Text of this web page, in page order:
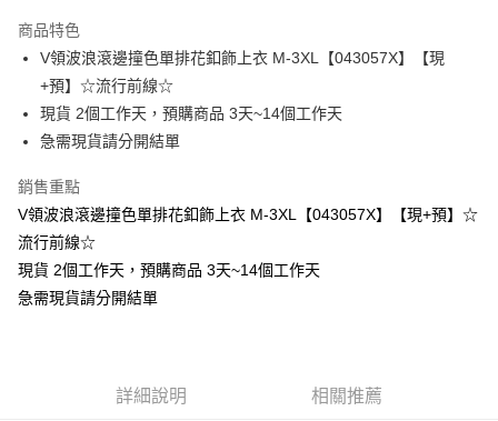
Apple Pay
街口支付
悠遊付
Google Pay
全支付
大哥付你分期
2.付款方式選擇「大哥付你分期」，訂單成立後會自動跳轉到大哥付的交易
商品特色
V領波浪滾邊撞色單排花釦飾上衣 M-3XL【043057X】【現
+預】☆流行前線☆
現貨 2個工作天，預購商品 3天~14個工作天
急需現貨請分開結單
銷售重點
V領波浪滾邊撞色單排花釦飾上衣 M-3XL【043057X】【現+預】☆
流行前線☆
現貨 2個工作天，預購商品 3天~14個工作天
急需現貨請分開結單
詳細說明 相關推薦